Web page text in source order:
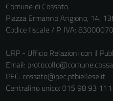
Comune di Cossato
Piazza Ermanno Angiono, 14,
Codice fiscale / P. IVA:
URP - Ufficio Relazioni con il
Email:
PEC: cossato@pec.ptbiellese.it
Centralino unico: 015 98 93 111